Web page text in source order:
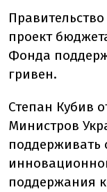
проект
Фонда
гривен.
Степан Кубив
Министров
поддерживать
поддержания